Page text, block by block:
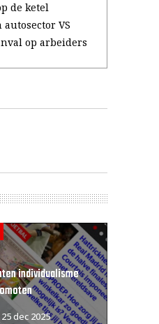
de ketel
VS
op arbeiders
individualisme
25 dec 2025